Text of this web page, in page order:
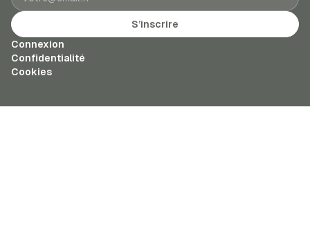
S’inscrire
Connexion
Confidentialité
Cookies